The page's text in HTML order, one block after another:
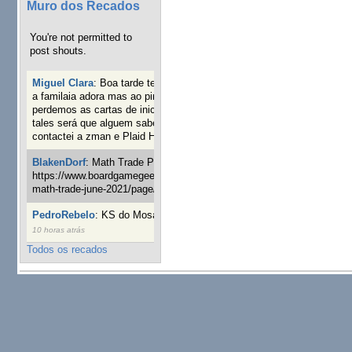
Muro dos Recados
You're not permitted to
post shouts.
Miguel Clara: Boa tarde tenho jogo Mice and mistics que
a familaia adora mas ao pintarmos as miniaturas
perdemos as cartas de iniciaticva da expanção downood
tales será que alguem sabe onde adquirir as cartas já
contactei a zman e Plaid Hat e nada
BlakenDorf: Math Trade Portuguesa a decorrer. Aqui:
https://www.boardgamegeek.com/geeklist/286035/portugal-
math-trade-june-2021/page/1
PedroRebelo: KS do Mosaic em 10 minutos :)
10 horas atrás
Todos os recados